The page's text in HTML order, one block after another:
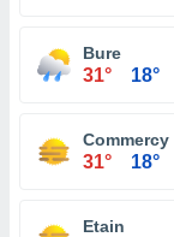
Bure
31° 18°
Commercy
31° 18°
Etain